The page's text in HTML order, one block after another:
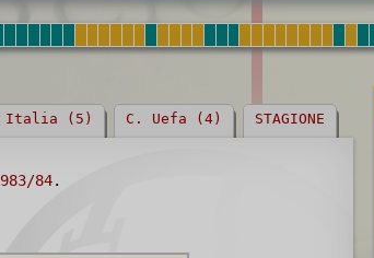
Italia (5) C. Uefa (4) STAGIONE
84.